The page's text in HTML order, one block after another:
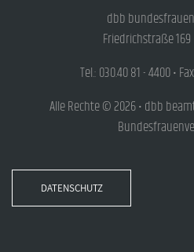
dbb
Friedrichstraße 169
Tel.: 030.40 81 - 4400 •
Alle Rechte © 2026 • dbb
DATENSCHUTZ